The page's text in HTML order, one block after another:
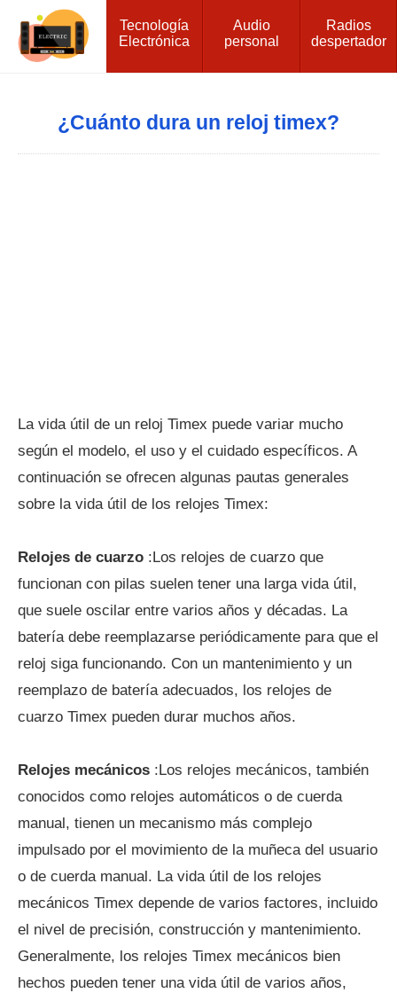
Tecnología
Electrónica
Audio
personal
Radios
despertador
¿Cuánto dura un reloj timex?
La vida útil de un reloj Timex puede variar mucho
según el modelo, el uso y el cuidado específicos. A
continuación se ofrecen algunas pautas generales
sobre la vida útil de los relojes Timex:
Relojes de cuarzo :Los relojes de cuarzo que
funcionan con pilas suelen tener una larga vida útil,
que suele oscilar entre varios años y décadas. La
batería debe reemplazarse periódicamente para que el
reloj siga funcionando. Con un mantenimiento y un
reemplazo de batería adecuados, los relojes de
cuarzo Timex pueden durar muchos años.
Relojes mecánicos :Los relojes mecánicos, también
conocidos como relojes automáticos o de cuerda
manual, tienen un mecanismo más complejo
impulsado por el movimiento de la muñeca del usuario
o de cuerda manual. La vida útil de los relojes
mecánicos Timex depende de varios factores, incluido
el nivel de precisión, construcción y mantenimiento.
Generalmente, los relojes Timex mecánicos bien
hechos pueden tener una vida útil de varios años,